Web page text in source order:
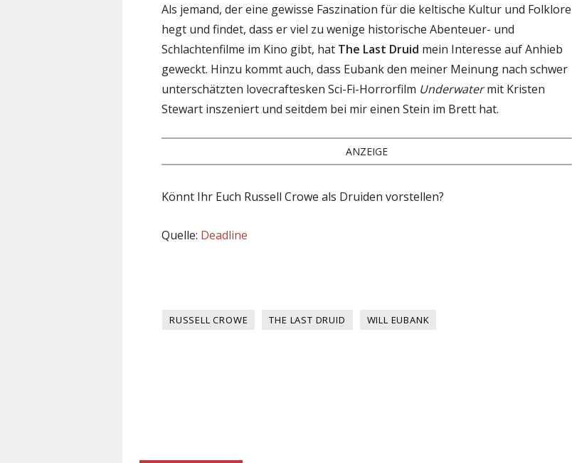
Als jemand, der eine gewisse Faszination für die keltische Kultur und Folklore
hegt und findet, dass er viel zu wenige historische Abenteuer- und
Schlachtenfilme im Kino gibt, hat The Last Druid mein Interesse auf Anhieb
geweckt. Hinzu kommt auch, dass Eubank den meiner Meinung nach schwer
unterschätzten lovecraftesken Sci-Fi-Horrorfilm Underwatermit Kristen
Stewart inszeniert und seitdem bei mir einen Stein im Brett hat.
ANZEIGE
Könnt Ihr Euch Russell Crowe als Druiden vorstellen?
Quelle: Deadline
RUSSELL CROWE THE LAST DRUID WILL EUBANK